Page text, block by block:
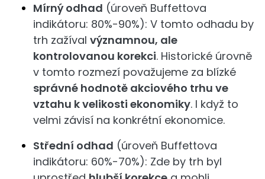
Mírný odhad (úroveň Buffettova
indikátoru: 80%-90%): V tomto odhadu by
trh zažíval významnou, ale
kontrolovanou korekci. Historické úrovně
v tomto rozmezí považujeme za blízké
správné hodnotě akciového trhu ve
vztahu k velikosti ekonomiky. I když to
velmi závisí na konkrétní ekonomice.
Střední odhad (úroveň Buffettova
indikátoru: 60%-70%): Zde by trh byl